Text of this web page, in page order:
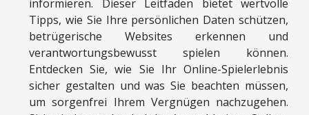
informieren. Dieser Leitfaden bietet wertvolle
Tipps, wie Sie Ihre persönlichen Daten schützen,
betrügerische Websites erkennen und
verantwortungsbewusst spielen können.
Entdecken Sie, wie Sie Ihr Online-Spielerlebnis
sicher gestalten und was Sie beachten müssen,
um sorgenfrei Ihrem Vergnügen nachzugehen.